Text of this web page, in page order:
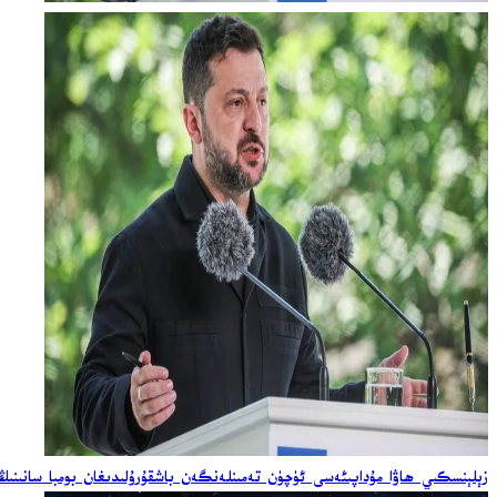
زېلېنسكىي ھاۋا مۇداپىئەسى ئۈچۈن تەمىنلەنگەن باشقۇرۇلىدىغان بومبا سانىنىڭ